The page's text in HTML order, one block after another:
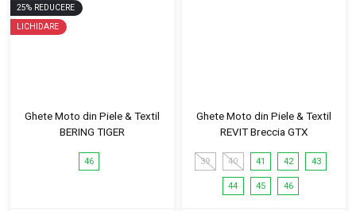
25% REDUCERE
LICHIDARE
Ghete Moto din Piele & Textil
BERING TIGER
46
Ghete Moto din Piele & Textil
REVIT Breccia GTX
39 40 41 42 43
44 45 46